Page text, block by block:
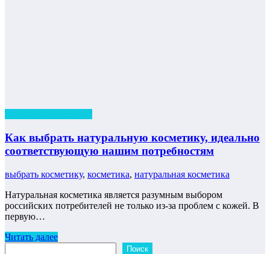
Как выбрать натуральную косметику, идеально
соответствующую нашим потребностям
выбрать косметику, косметика, натуральная косметика
Натуральная косметика является разумным выбором
российских потребителей не только из-за проблем с кожей. В
первую…
Читать далее
Поиск